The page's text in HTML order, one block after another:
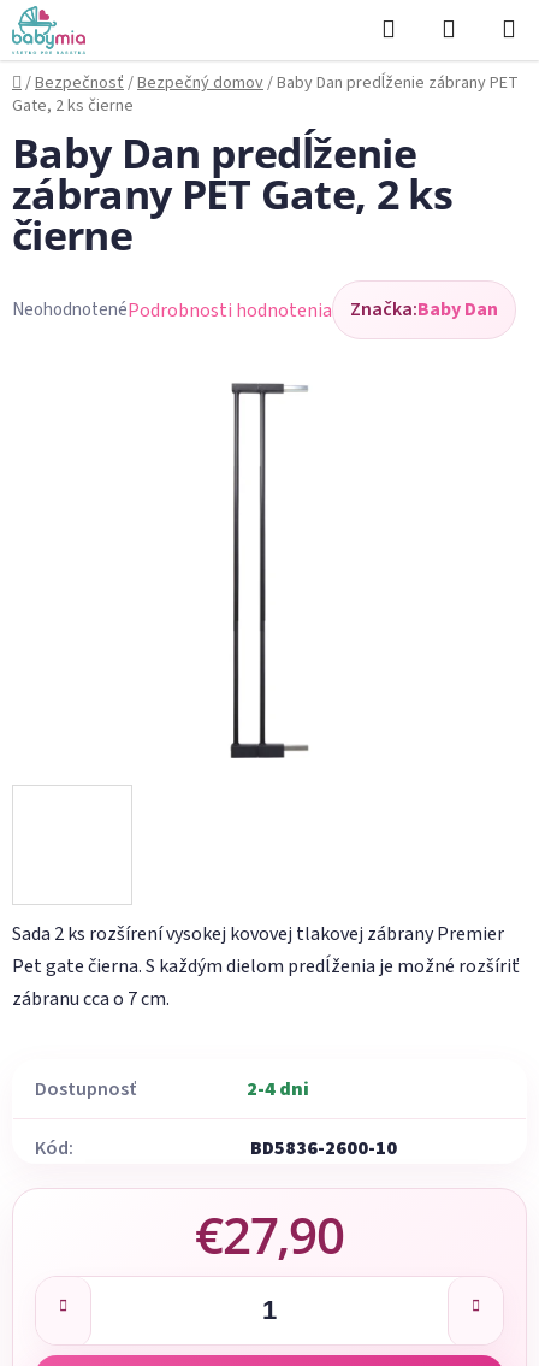
Prejsť
na
obsah
Hľadať
KOŠÍK
Domov
/Bezpečnosť/Bezpečný domov/Baby Dan predĺženie zábrany PET
Gate, 2 ks čierne
Sada 2 ks rozšírení vysokej kovovej tlakovej zábrany Premier
Pet gate čierna. S každým dielom predĺženia je možné rozšíriť
zábranu cca o 7 cm.
Dostupnosť 2-4 dni
Kód: BD5836-2600-10
€27,90
Jednotková cena:
Baby Dan predĺženie
zábrany PET Gate, 2 ks
čierne
Priemerné
NeohodnotenéPodrobnosti hodnotenia Značka:Baby Dan